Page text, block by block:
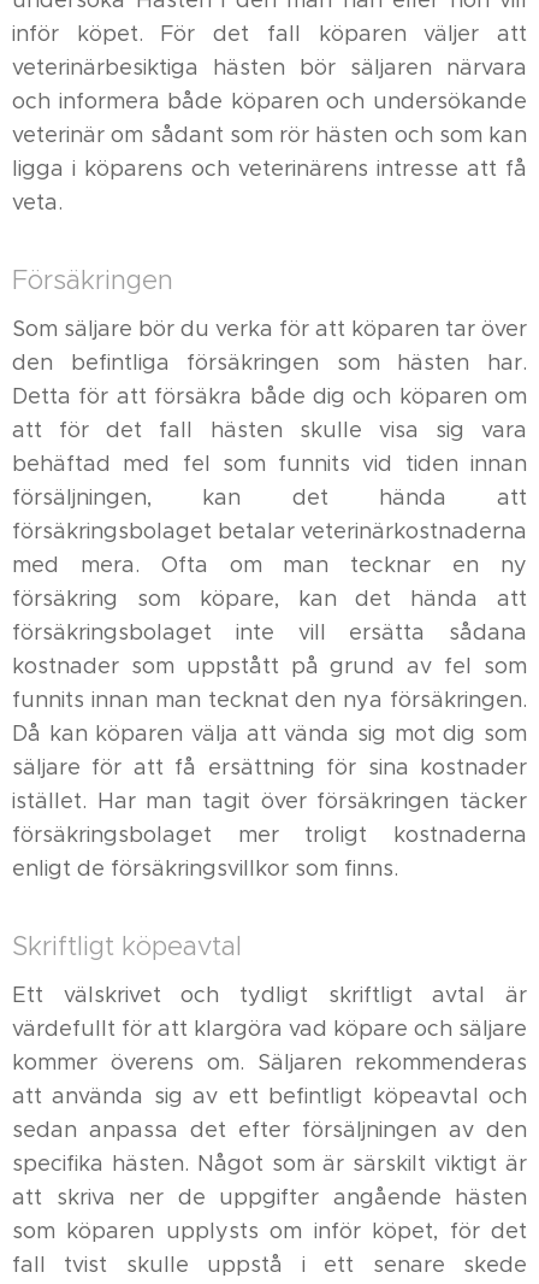
inför köpet. För det fall köparen väljer att
veterinärbesiktiga hästen bör säljaren närvara
och informera både köparen och undersökande
veterinär om sådant som rör hästen och som kan
ligga i köparens och veterinärens intresse att få
veta.
Försäkringen
Som säljare bör du verka för att köparen tar över
den befintliga försäkringen som hästen har.
Detta för att försäkra både dig och köparen om
att för det fall hästen skulle visa sig vara
behäftad med fel som funnits vid tiden innan
försäljningen, kan det hända att
försäkringsbolaget betalar veterinärkostnaderna
med mera. Ofta om man tecknar en ny
försäkring som köpare, kan det hända att
försäkringsbolaget inte vill ersätta sådana
kostnader som uppstått på grund av fel som
funnits innan man tecknat den nya försäkringen.
Då kan köparen välja att vända sig mot dig som
säljare för att få ersättning för sina kostnader
istället. Har man tagit över försäkringen täcker
försäkringsbolaget mer troligt kostnaderna
enligt de försäkringsvillkor som finns.
Skriftligt köpeavtal
Ett välskrivet och tydligt skriftligt avtal är
värdefullt för att klargöra vad köpare och säljare
kommer överens om. Säljaren rekommenderas
att använda sig av ett befintligt köpeavtal och
sedan anpassa det efter försäljningen av den
specifika hästen. Något som är särskilt viktigt är
att skriva ner de uppgifter angående hästen
som köparen upplysts om inför köpet, för det
fall tvist skulle uppstå i ett senare skede